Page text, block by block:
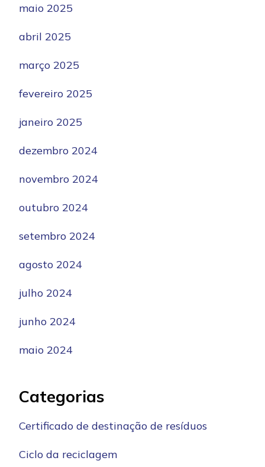
maio 2025
abril 2025
março 2025
fevereiro 2025
janeiro 2025
dezembro 2024
novembro 2024
outubro 2024
setembro 2024
agosto 2024
julho 2024
junho 2024
maio 2024
Categorias
Certificado de destinação de resíduos
Ciclo da reciclagem